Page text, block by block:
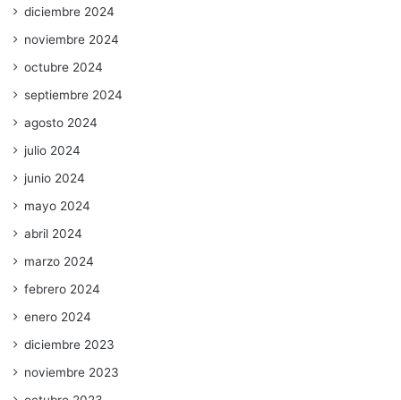
diciembre 2024
noviembre 2024
octubre 2024
septiembre 2024
agosto 2024
julio 2024
junio 2024
mayo 2024
abril 2024
marzo 2024
febrero 2024
enero 2024
diciembre 2023
noviembre 2023